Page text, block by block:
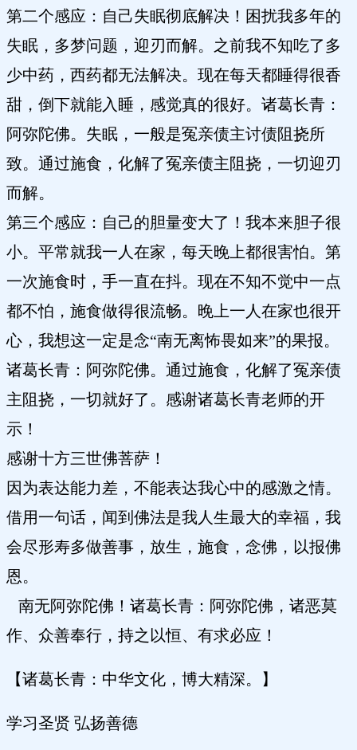
第二个感应：自己失眠彻底解决！困扰我多年的
失眠，多梦问题，迎刃而解。之前我不知吃了多
少中药，西药都无法解决。现在每天都睡得很香
甜，倒下就能入睡，感觉真的很好。诸葛长青：
阿弥陀佛。失眠，一般是冤亲债主讨债阻挠所
致。通过施食，化解了冤亲债主阻挠，一切迎刃
而解。
第三个感应：自己的胆量变大了！我本来胆子很
小。平常就我一人在家，每天晚上都很害怕。第
一次施食时，手一直在抖。现在不知不觉中一点
都不怕，施食做得很流畅。晚上一人在家也很开
心，我想这一定是念“南无离怖畏如来”的果报。
诸葛长青：阿弥陀佛。通过施食，化解了冤亲债
主阻挠，一切就好了。感谢诸葛长青老师的开
示！
感谢十方三世佛菩萨！
因为表达能力差，不能表达我心中的感激之情。
借用一句话，闻到佛法是我人生最大的幸福，我
会尽形寿多做善事，放生，施食，念佛，以报佛
恩。
南无阿弥陀佛！诸葛长青：阿弥陀佛，诸恶莫
作、众善奉行，持之以恒、有求必应！
【诸葛长青：中华文化，博大精深。】
学习圣贤 弘扬善德